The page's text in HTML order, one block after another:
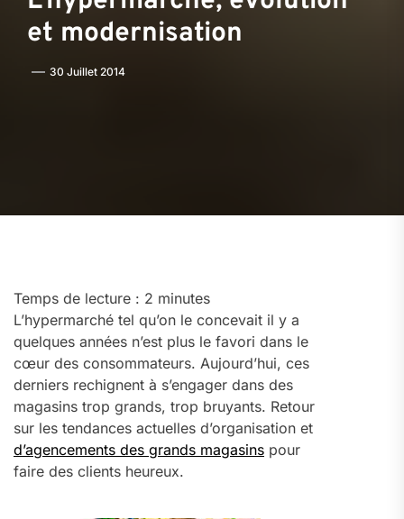
et modernisation
30 Juillet 2014
Temps de lecture : 2 minutes
L’hypermarché tel qu’on le concevait il y a
quelques années n’est plus le favori dans le
cœur des consommateurs. Aujourd’hui, ces
derniers rechignent à s’engager dans des
magasins trop grands, trop bruyants. Retour
sur les tendances actuelles d’organisation et
d’agencements des grands magasins pour
faire des clients heureux.